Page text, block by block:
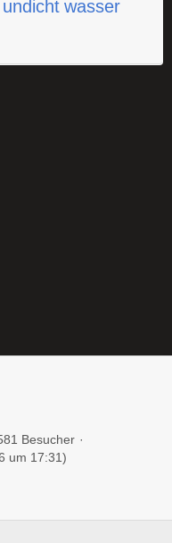
undicht wasser
Besucher
um 17:31)